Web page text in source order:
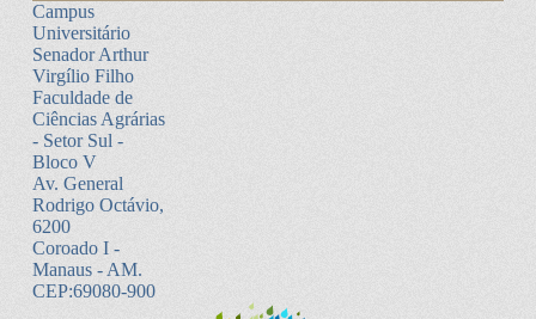
Campus
Universitário
Senador Arthur
Virgílio Filho
Faculdade de
Ciências Agrárias
- Setor Sul -
Bloco V
Av. General
Rodrigo Octávio,
6200
Coroado I -
Manaus - AM.
CEP:69080-900